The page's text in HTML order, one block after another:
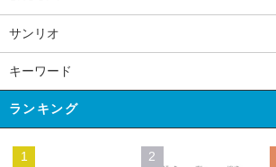
サンリオ
キーワード
ランキング
1 2